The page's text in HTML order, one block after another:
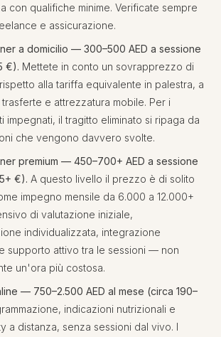
con qualifiche minime. Verificate sempre
e assicurazione.
a domicilio — 300–500 AED a sessione
€). Mettete in conto un sovrapprezzo di
rispetto alla tariffa equivalente in palestra, a
e attrezzatura mobile. Per i
impegnati, il tragitto eliminato si ripaga da
che vengono davvero svolte.
premium — 450–700+ AED a sessione
€). A questo livello il prezzo è di solito
impegno mensile da 6.000 a 12.000+
di valutazione iniziale,
individualizzata, integrazione
supporto attivo tra le sessioni — non
un'ora più costosa.
— 750–2.500 AED al mese (circa 190–
indicazioni nutrizionali e
a distanza, senza sessioni dal vivo. I